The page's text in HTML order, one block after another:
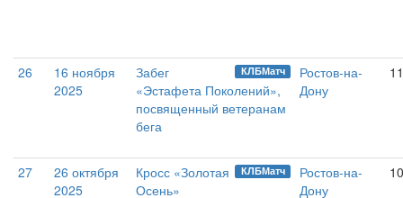
26
16 ноября
2025
КЛБМатч
Забег
«Эстафета Поколений»,
посвященный ветеранам
бега
Ростов-на-
Дону
27
26 октября
2025
КЛБМатч
Кросс «Золотая
Осень»
Ростов-на-
Дону